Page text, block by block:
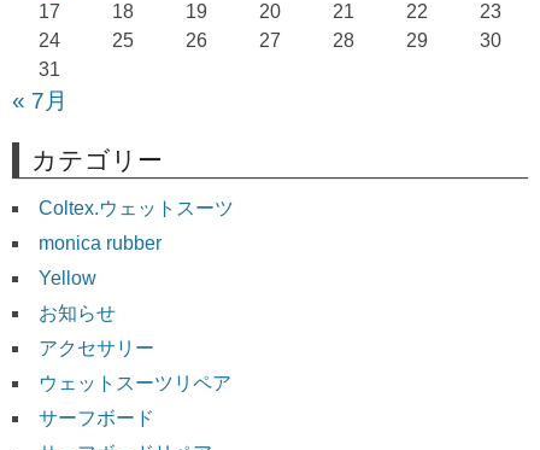
17
18 19 20 21 22
23
24
25 26 27 28 29
30
31
« 7月
カテゴリー
Coltex.ウェットスーツ
monica rubber
Yellow
お知らせ
アクセサリー
ウェットスーツリペア
サーフボード